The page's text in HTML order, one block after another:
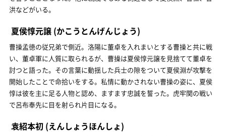
洪などがいる。
夏侯惇元譲 (かこうとんげんじょう)
曹操孟徳の従兄弟で側近。洛陽に董卓を入れまいとする曹操と共に戦
い、董卓軍に人質に取られるが、曹操は夏侯惇元譲を見捨てて董卓を
討つと語った。その言葉に動揺した兵士の隙をついて夏侯淵が攻撃を
開始したことで命拾いをする。私情に動かされない曹操の姿に、夏侯
惇は彼を主に足る人物と認め、ますます忠誠を誓った。虎牢関の戦い
で呂布奉先に目を射られ片目になる。
袁紹本初 (えんしょうほんしょ)